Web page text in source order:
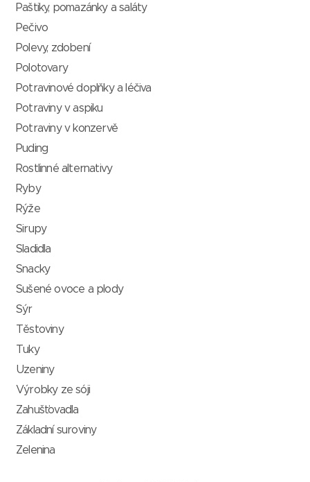
Paštiky, pomazánky a saláty
Pečivo
Polevy, zdobení
Polotovary
Potravinové doplňky a léčiva
Potraviny v aspiku
Potraviny v konzervě
Puding
Rostlinné alternativy
Ryby
Rýže
Sirupy
Sladidla
Snacky
Sušené ovoce a plody
Sýr
Těstoviny
Tuky
Uzeniny
Výrobky ze sóji
Zahušťovadla
Základní suroviny
Zelenina